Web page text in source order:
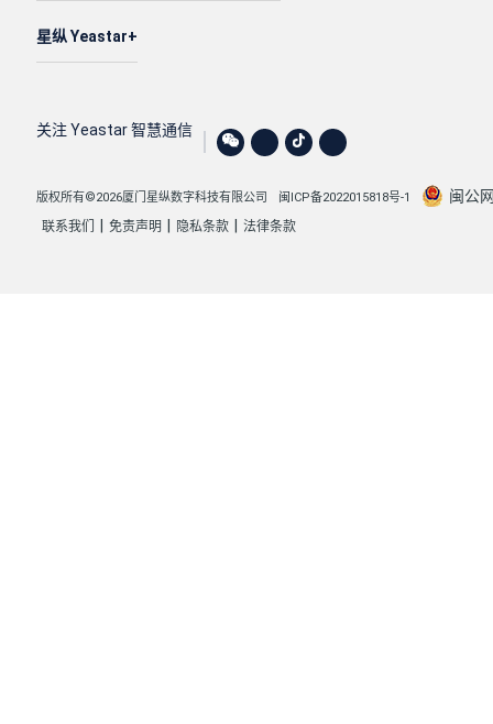
星纵 Yeastar
关注 Yeastar 智慧通信
版权所有©2026厦门星纵数字科技有限公司 闽ICP备2022015818号-1 闽公
联系我们 免责声明 隐私条款 法律条款